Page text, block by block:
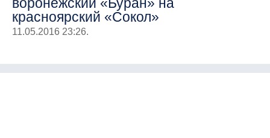
красноярский «Сокол»
11.05.2016 23:26.